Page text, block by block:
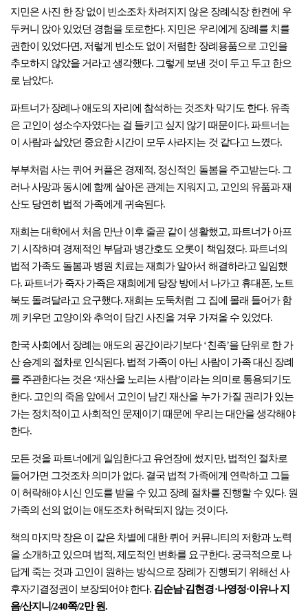
지민은 사진 한 장 없이 빈소조차 차려지지 않은 장례식장 한켠에 우
두커니 앉아 있었던 경험을 토로한다. 지민은 우리에게 장례를 치를
권한이 있었다면, 저렇게 빈소도 없이 저렴한 장례용품으로 고인을
추모하지 않았을 거라고 생각했다. 그렇게 보낸 것이 두고 두고 한으
로 남았다.
파트너가 장례나 애도의 자리에 참석하는 것조차 막기도 한다. 유족
은 고인이 성소수자였다는 걸 들키고 싶지 않기 때문이다. 파트너는
이 사람과 살았던 중요한 시간이 모두 사라지는 것 같다고 느꼈다.
부부처럼 사는 퀴어 커플은 경제적, 정신적인 돌봄을 주고받는다. 그
러나 사망과 동시에 함께 살아온 관계는 지워지고, 고인의 유품과 재
산도 당연히 법적 가족에게 귀속된다.
재희는 대학에서 처음 만난 이후 줄곧 같이 생활했고, 파트너가 아프
기 시작하며 경제적인 부담과 병간호도 오롯이 책임졌다. 파트너의
법적 가족도 돌봄과 병원 치료는 재희가 알아서 해결하라고 일임했
다. 파트너가 죽자 가족은 재희에게 당장 방에서 나가고 휴대폰, 노트
북도 돌려달라고 요구했다. 재희는 도둑처럼 그 집에 몰래 들어가 함
께 키우던 고양이와 추억이 담긴 사진을 겨우 가져올 수 있었다.
한국 사회에서 장례는 애도의 공간이라기보다 ‘친족’을 단위로 한 가
산 승계의 절차로 인식된다. 법적 가족이 아닌 사람이 가족 대신 장례
를 주관한다는 것은 ‘재산을 노리는 사람’이라는 의미로 통용되기도
한다. 고인의 죽음 앞에서 고인이 남긴 재산을 누가 가질 권리가 있는
가는 정치적이고 사회적인 문제이기 때문에 우리는 대안을 생각해야
한다.
모든 것을 파트너에게 일임한다고 유언장에 썼지만, 법적인 절차로
들어가면 그것조차 의미가 없다. 결국 법적 가족에게 연락하고 그들
이 허락해야 시신 인도를 받을 수 있고 장례 절차를 진행할 수 있다. 원
가족의 선의 없이는 애도조차 허락되지 않는 것이다.
책의 마지막 장은 이 같은 차별에 대한 퀴어 커뮤니티의 저항과 노력
을 소개하고 있으며 법적, 제도적인 변화를 요구한다. 궁극적으로 나
답게 죽는 것과 고인이 원하는 방식으로 장례가 진행되기 위해선 사
후자기결정권이 보장되어야 한다. 김순남·김현경·나영정·이유나 지
음/산지니/240쪽/2만 원.